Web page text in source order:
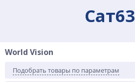
Сат63
World Vision
Подобрать товары по параметрам